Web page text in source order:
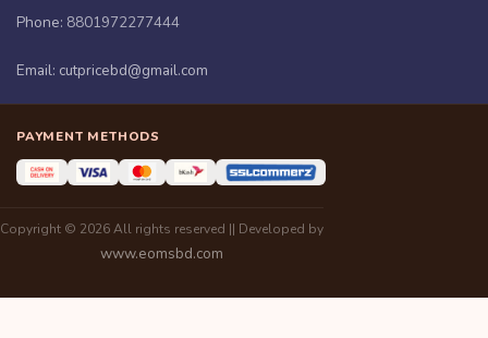
Phone: 8801972277444
Email: cutpricebd@gmail.com
PAYMENT METHODS
Copyright © 2026 All rights reserved || Developed by
www.eomsbd.com